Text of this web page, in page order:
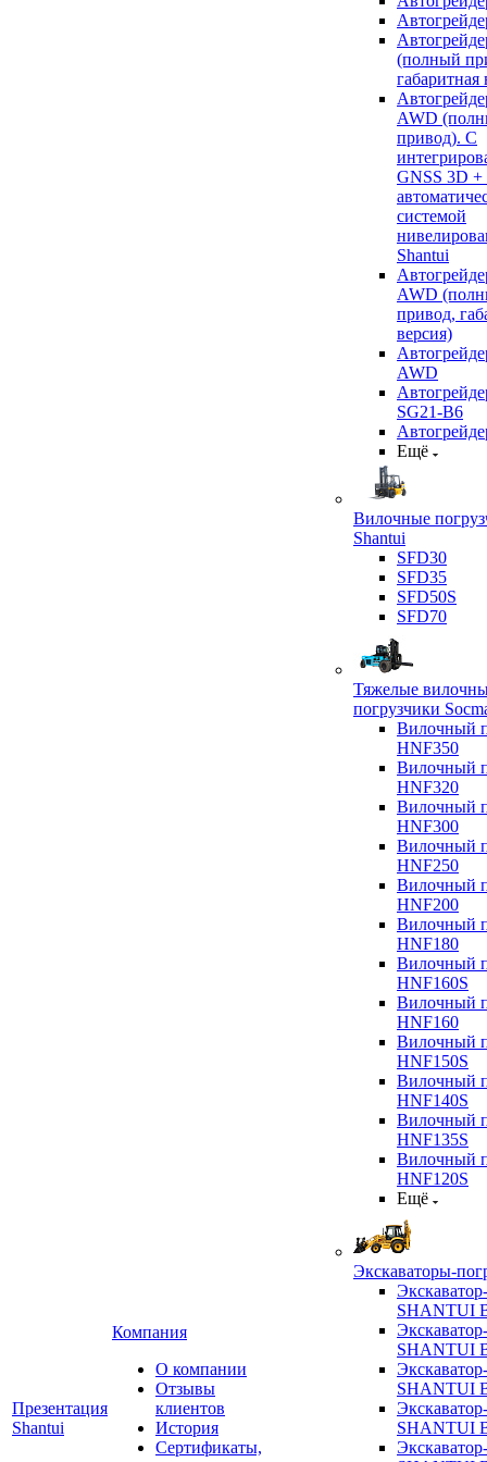
Презентация
Shantui
Компания
О компании
Отзывы
клиентов
История
Сертификаты,
(полный
габаритная
AWD
привод). С
GNSS 3D +
системой
Shantui
AWD
привод,
версия)
AWD
SG21-B6
Ещё
Вилочные
Shantui
SFD30
SFD35
SFD50S
SFD70
Тяжелые
погрузчики
Вилочный
HNF350
Вилочный
HNF320
Вилочный
HNF300
Вилочный
HNF250
Вилочный
HNF200
Вилочный
HNF180
Вилочный
HNF160S
Вилочный
HNF160
Вилочный
HNF150S
Вилочный
HNF140S
Вилочный
HNF135S
Вилочный
HNF120S
Ещё
Экскаваторы-
SHANTUI
SHANTUI
SHANTUI
SHANTUI